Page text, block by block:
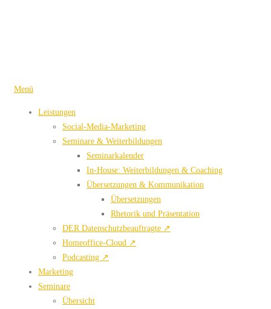
Menü
Leistungen
Social-Media-Marketing
Seminare & Weiterbildungen
Seminarkalender
In-House: Weiterbildungen & Coaching
Übersetzungen & Kommunikation
Übersetzungen
Rhetorik und Präsentation
DER Datenschutzbeauftragte ↗
Homeoffice-Cloud ↗
Podcasting ↗
Marketing
Seminare
Übersicht